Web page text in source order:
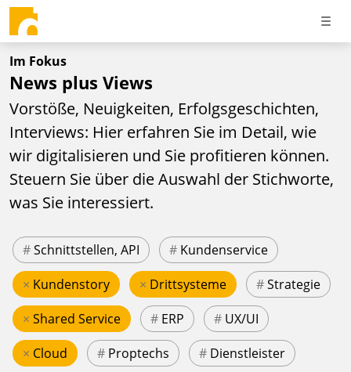
Im Fokus
News plus Views
Vorstöße, Neuigkeiten, Erfolgsgeschichten,
Interviews: Hier erfahren Sie im Detail, wie
wir digitalisieren und Sie profitieren können.
Steuern Sie über die Auswahl der Stichworte,
was Sie interessiert.
#Schnittstellen, API # Kundenservice
× Kundenstory × Drittsysteme #Strategie
× Shared Service # ERP # UX/UI
× Cloud # Proptechs # Dienstleister